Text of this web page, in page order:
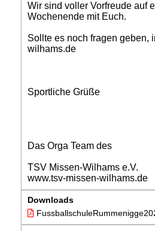
Wir sind voller Vorfreude auf
Wochenende mit Euch.
Sollte es noch fragen geben,
wilhams.de
Sportliche Grüße
Das Orga Team des
TSV Missen-Wilhams e.V.
www.tsv-missen-wilhams.de
Downloads